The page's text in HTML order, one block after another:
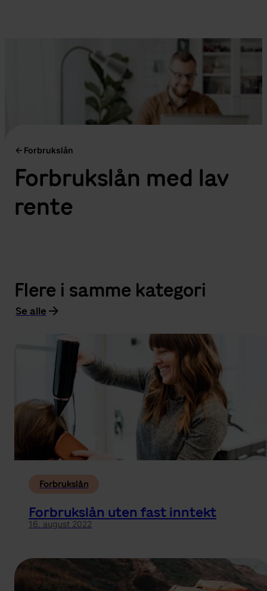
Forbrukslån
Forbrukslån med lav
rente
Flere i samme kategori
Se alle
Forbrukslån
Forbrukslån uten fast inntekt
16. august 2022